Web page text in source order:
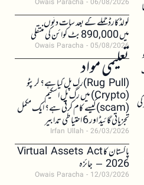
Owais Paracha 06/08/2026
کولڈکارڈ حملے کے بعد سات دنوں
میں 890,000 بٹ کوائن کی منتقلی
Owais Paracha 05/08/2026
تعلیمی مواد(Rug Pull)رگ پل کیا ہے؟ کرپٹو
(Crypto) میں رگ پل اسکیم
(scam)کیسے کام کرتی ہے؟ ایک مکمل
تجزیاتی گائیڈ اور 6 احتیاطی تدابیر
Irfan Ullah 26/03/2026
پاکستان کا Virtual Assets Act
2026 – جائزہ
Owais Paracha 12/03/2026